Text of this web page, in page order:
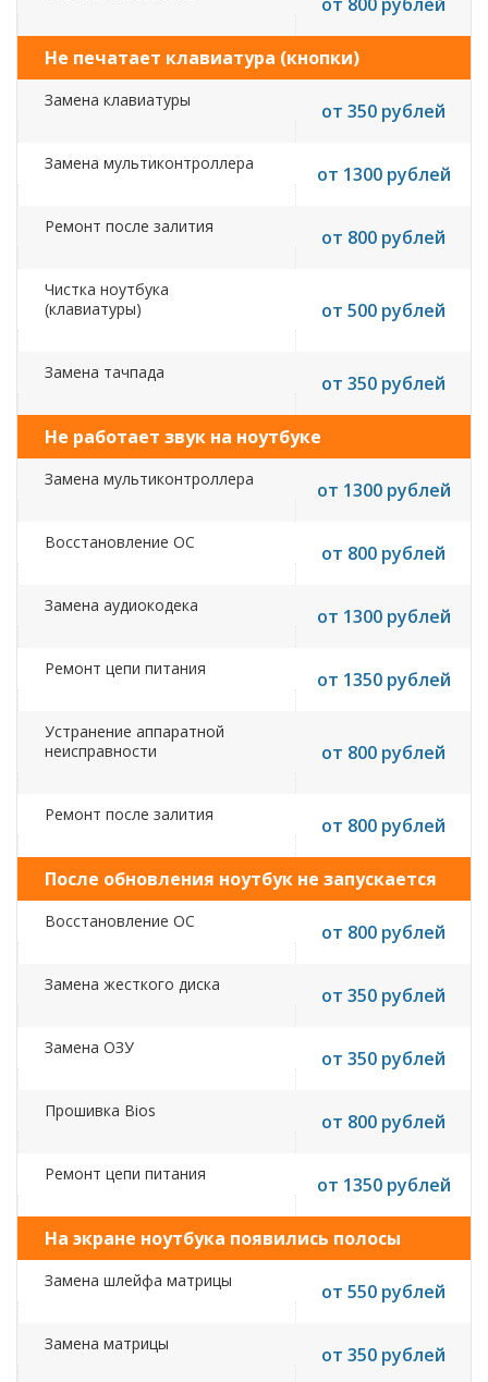
Не печатает клавиатура (кнопки)
Замена клавиатуры от 350 рублей
Замена мультиконтроллера от 1300 рублей
Ремонт после залития от 800 рублей
Чистка ноутбука
(клавиатуры)
от 500 рублей
Замена тачпада от 350 рублей
Не работает звук на ноутбуке
Замена мультиконтроллера от 1300 рублей
Восстановление ОС от 800 рублей
Замена аудиокодека от 1300 рублей
Ремонт цепи питания от 1350 рублей
Устранение аппаратной
неисправности
от 800 рублей
Ремонт после залития от 800 рублей
После обновления ноутбук не запускается
Восстановление ОС от 800 рублей
Замена жесткого диска от 350 рублей
Замена ОЗУ от 350 рублей
Прошивка Bios от 800 рублей
Ремонт цепи питания от 1350 рублей
На экране ноутбука появились полосы
Замена шлейфа матрицы от 550 рублей
Замена матрицы от 350 рублей